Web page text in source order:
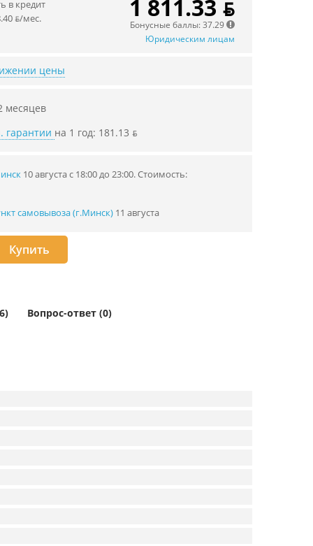
в кредит
ƃ/мec.
1 811.33 ƃ
Бонусные баллы: 37.29
Юридическим лицам
цены
месяцев
гарантии на 1 год: 181.13 ƃ
10 августа с 18:00 до 23:00.Стоимость:
самовывоза (г.Минск)11 августа
Купить
Вопрос-ответ (0)